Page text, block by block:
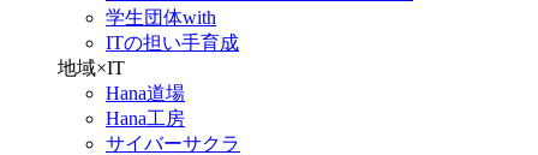
学生団体with
ITの担い手育成
地域×IT
Hana道場
Hana工房
サイバーサクラ